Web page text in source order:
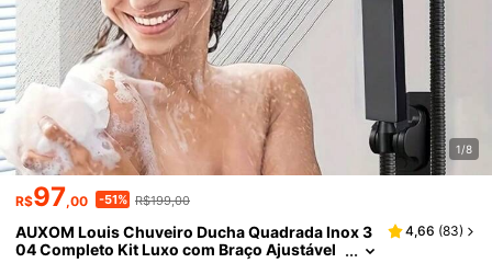
1/8
R$97,00 -51% R$199,00
AUXOM Louis Chuveiro Ducha Quadrada Inox 3
04 Completo Kit Luxo com Braço Ajustável
4,66 (83)